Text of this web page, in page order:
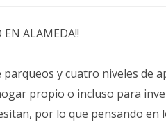
EN ALAMEDA!!
parqueos y cuatro niveles de
propio o incluso para
por lo que pensando en